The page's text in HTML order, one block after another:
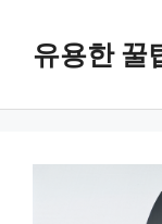
유용한 꿀